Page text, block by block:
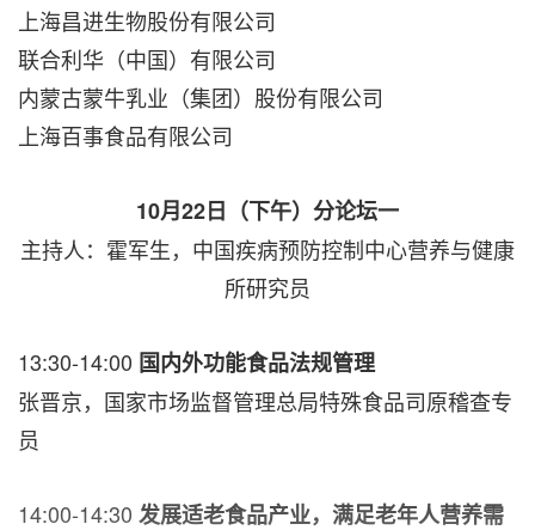
上海昌进生物股份有限公司
联合利华（中国）有限公司
内蒙古蒙牛乳业（集团）股份有限公司
上海百事食品有限公司
10月22日（下午）分论坛一
主持人：霍军生，中国疾病预防控制中心营养与健康
所研究员
13:30-14:00 国内外功能食品法规管理
张晋京，国家市场监督管理总局特殊食品司原稽查专
员
14:00-14:30 发展适老食品产业，满足老年人营养需